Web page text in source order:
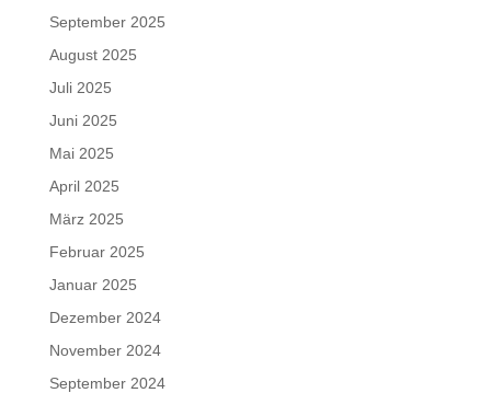
September 2025
August 2025
Juli 2025
Juni 2025
Mai 2025
April 2025
März 2025
Februar 2025
Januar 2025
Dezember 2024
November 2024
September 2024